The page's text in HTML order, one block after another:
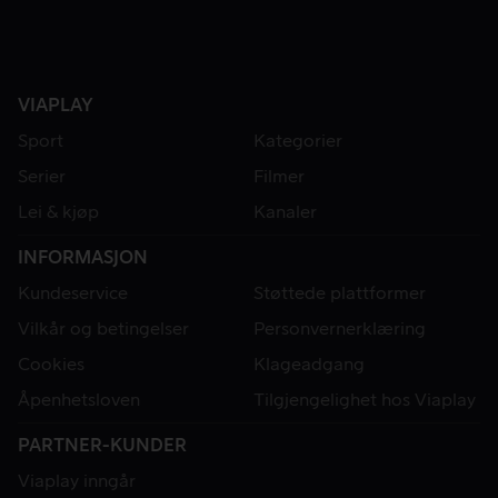
VIAPLAY
Sport
Kategorier
Serier
Filmer
Lei & kjøp
Kanaler
INFORMASJON
Kundeservice
Støttede plattformer
Vilkår og betingelser
Personvernerklæring
Cookies
Klageadgang
Åpenhetsloven
Tilgjengelighet hos Viaplay
PARTNER-KUNDER
Viaplay inngår